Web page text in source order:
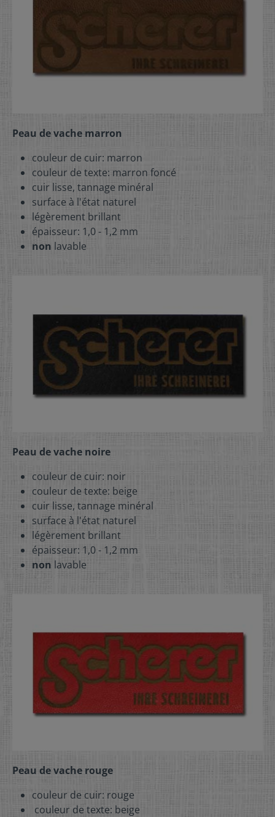
Peau de vache marron
couleur de cuir: marron
couleur de texte: marron foncé
cuir lisse, tannage minéral
surface à l'état naturel
légèrement brillant
épaisseur: 1,0 - 1,2 mm
non lavable
Peau de vache noire
couleur de cuir: noir
couleur de texte: beige
cuir lisse, tannage minéral
surface à l'état naturel
légèrement brillant
épaisseur: 1,0 - 1,2 mm
non lavable
Peau de vache rouge
couleur de cuir: rouge
couleur de texte: beige